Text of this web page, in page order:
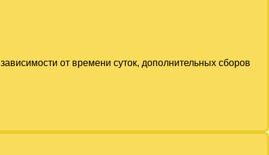
от времени суток, дополнительных сборов